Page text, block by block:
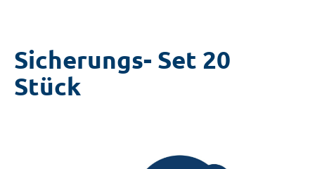
Sicherungs- Set 20
Stück